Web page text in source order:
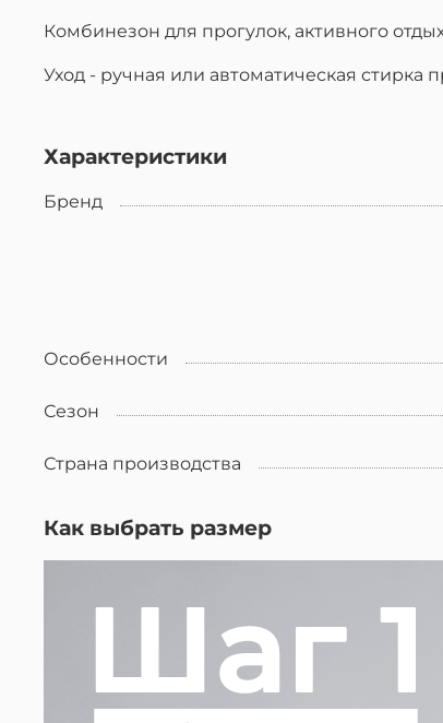
Комбинезон для прогулок, активного
Уход - ручная или автоматическая стирка
Характеристики
Бренд
Особенности
Сезон
Страна производства
Как выбрать размер